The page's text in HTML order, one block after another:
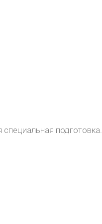
подготовка.